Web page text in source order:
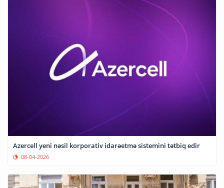
Azercell yeni nəsil korporativ idarəetmə sistemini tətbiq edir
08-04-2026